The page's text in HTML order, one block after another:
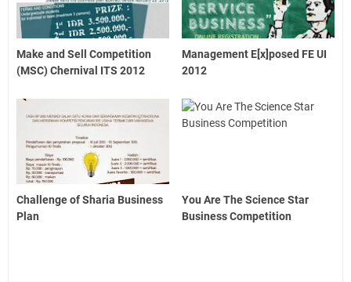
Make and Sell Competition
(MSC) Chernival ITS 2012
Management E[x]posed FE UI
2012
Challenge of Sharia Business
Plan
You Are The Science Star
Business Competition